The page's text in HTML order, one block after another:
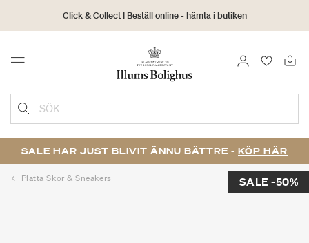
Click & Collect | Beställ online - hämta i butiken
30 dagars returrätt
Menu LOGGA IN
SÖK
SALE HAR JUST BLIVIT ÄNNU BÄTTRE - KÖP HÄR
Platta Skor & Sneakers SALE -50%